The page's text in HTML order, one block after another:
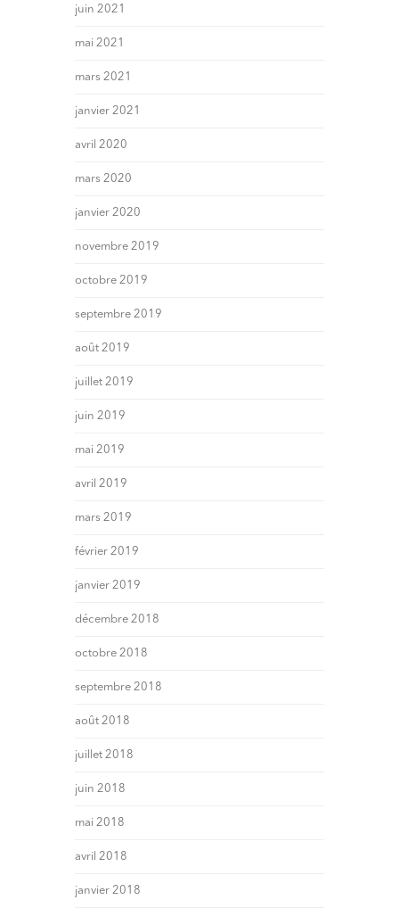
juin 2021
mai 2021
mars 2021
janvier 2021
avril 2020
mars 2020
janvier 2020
novembre 2019
octobre 2019
septembre 2019
août 2019
juillet 2019
juin 2019
mai 2019
avril 2019
mars 2019
février 2019
janvier 2019
décembre 2018
octobre 2018
septembre 2018
août 2018
juillet 2018
juin 2018
mai 2018
avril 2018
janvier 2018